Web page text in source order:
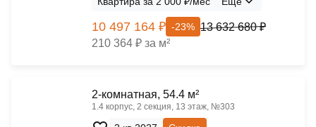
10 497 164 ₽ -23% 13 632 680 ₽
210 364 ₽ за м²
2-комнатная, 54.4 м²
1.4 корпус, 2 секция, 13 этаж, №303